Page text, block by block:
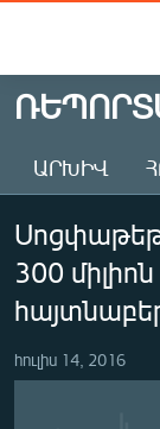
Անցնել
հիմնական
Անցնել
հիմնական
մենյուին
Որոնում
ԱԶԱՏՈՒԹՅՈՒՆ
ՀԱՅԱՍՏԱՆ
ԻՐԱՎՈՒՆՔ
ԱՐԽԻՎ
300
հուլիս 14, 2016